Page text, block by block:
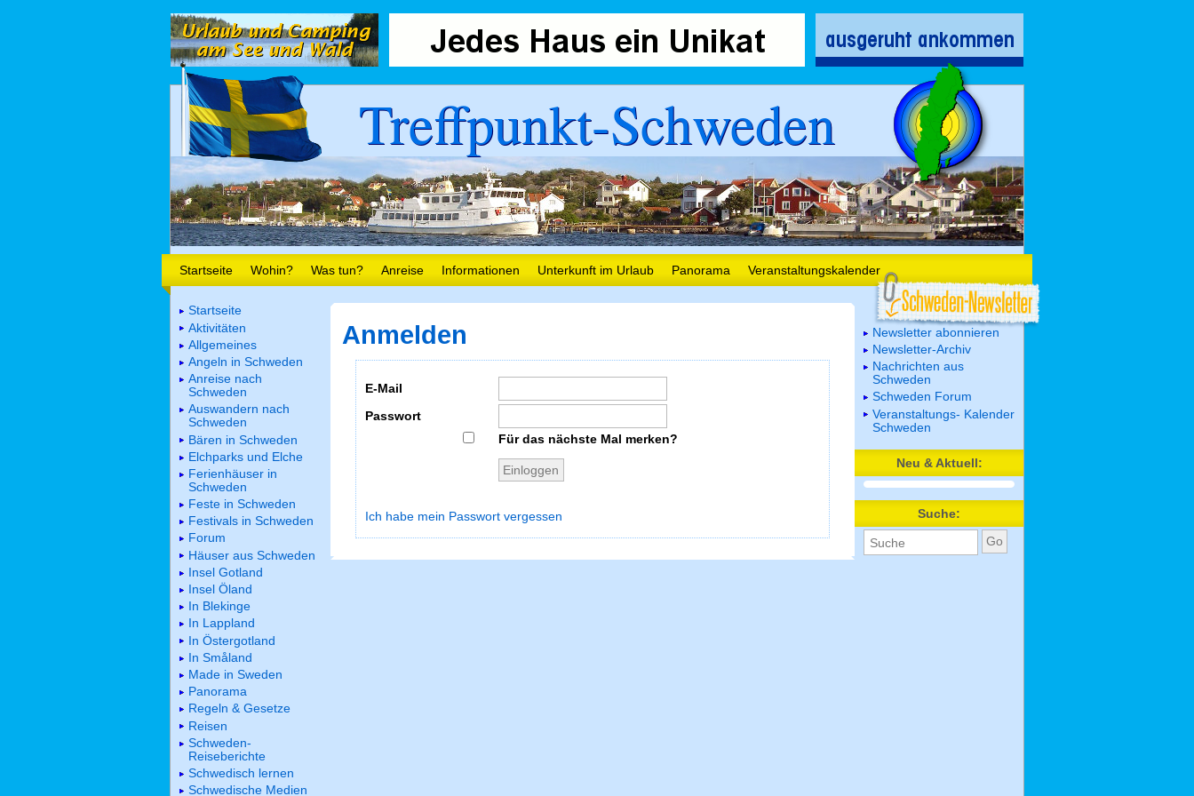
Treffpunkt-Schweden
Startseite Wohin? Was tun? Anreise Informationen Unterkunft im Urlaub Panorama Veranstaltungskalender
Anmelden
E-Mail
Passwort
Für das nächste Mal merken?
Ich habe mein Passwort vergessen
Startseite
Aktivitäten
Allgemeines
Angeln in Schweden
Anreise nach
Schweden
Auswandern nach
Schweden
Bären in Schweden
Elchparks und Elche
Ferienhäuser in
Schweden
Feste in Schweden
Festivals in Schweden
Forum
Häuser aus Schweden
Insel Gotland
Insel Öland
In Blekinge
In Lappland
In Östergotland
In Småland
Made in Sweden
Panorama
Regeln & Gesetze
Reisen
Schweden-
Reiseberichte
Schwedisch lernen
Schwedische Medien
Newsletter abonnieren
Newsletter-Archiv
Nachrichten aus
Schweden
Schweden Forum
Veranstaltungs- Kalender
Schweden
Neu & Aktuell:
Suche: